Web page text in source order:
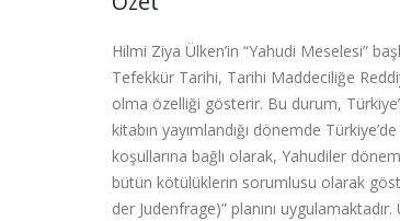
Hilmi Ziya Ülken’in “Yahudi Meselesi”
Tefekkür Tarihi, Tarihi Maddeciliğe
olma özelliği gösterir. Bu durum,
kitabın yayımlandığı dönemde
koşullarına bağlı olarak, Yahudiler
bütün kötülüklerin sorumlusu olarak
der Judenfrage)” planını